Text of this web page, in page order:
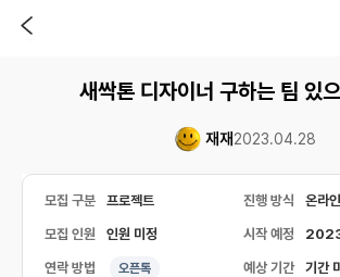
새싹톤 디자이너 구하는 팀 있
재재2023.04.28
모집 구분 프로젝트 진행 방식 온라인
모집 인원 인원 미정 시작 예정
연락 방법 오픈톡 예상 기간 기간